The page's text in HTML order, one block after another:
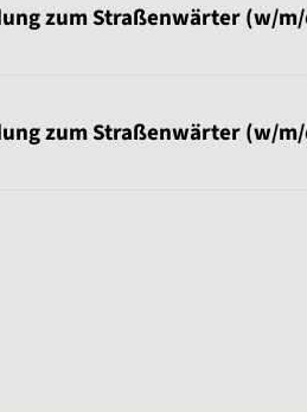
zum Straßenwärter (w/
zum Straßenwärter (w/